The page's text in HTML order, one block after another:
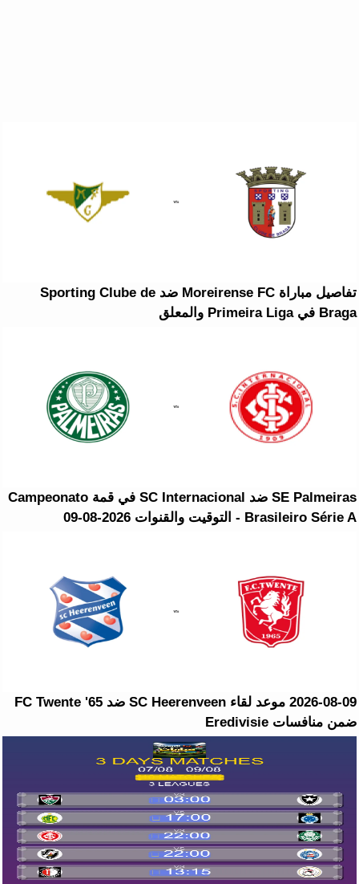
تفاصيل مباراة Moreirense FC ضد Sporting Clube de
Braga في Primeira Liga والمعلق
SE Palmeiras ضد SC Internacional في قمة Campeonato
Brasileiro Série A - التوقيت والقنوات 2026-08-09
2026-08-09 موعد لقاء SC Heerenveen ضد FC Twente '65
ضمن منافسات Eredivisie